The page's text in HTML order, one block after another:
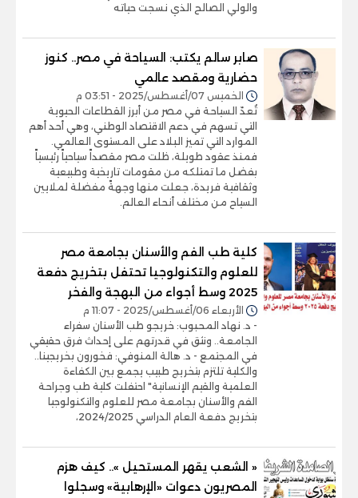
والولي الصالح الذي نسجت حياته
صابر سالم يكتب: السياحة في مصر.. كنوز
حضارية ومقصد عالمي
الخميس 07/أغسطس/2025 - 03:51 م
تُعدّ السياحة في مصر من أبرز القطاعات الحيوية
التي تسهم في دعم الاقتصاد الوطني، وهي أحد أهم
الموارد التي تميز البلاد على المستوى العالمي.
فمنذ عقود طويلة، ظلت مصر مقصداً سياحياً رئيسياً
بفضل ما تمتلكه من مقومات تاريخية وطبيعية
وثقافية فريدة، جعلت منها وجهةً مفضلة لملايين
السياح من مختلف أنحاء العالم.
كلية طب الفم والأسنان بجامعة مصر
للعلوم والتكنولوجيا تحتفل بتخريج دفعة
2025 وسط أجواء من البهجة والفخر
الأربعاء 06/أغسطس/2025 - 11:07 م
- د. نهاد المحبوب: خريجو طب الأسنان سفراء
الجامعة.. ونثق في قدرتهم على إحداث فرق حقيقي
في المجتمع - د. هالة المنوفي: فخورون بخريجينا..
والكلية تلتزم بتخريج طبيب يجمع بين الكفاءة
العلمية والقيم الإنسانية" احتفلت كلية طب وجراحة
الفم والأسنان بجامعة مصر للعلوم والتكنولوجيا
بتخريج دفعة العام الدراسي 2024/2025،
« الشعب يقهر المستحيل ».. كيف هزم
المصريون دعوات «الإرهابية» وسجلوا